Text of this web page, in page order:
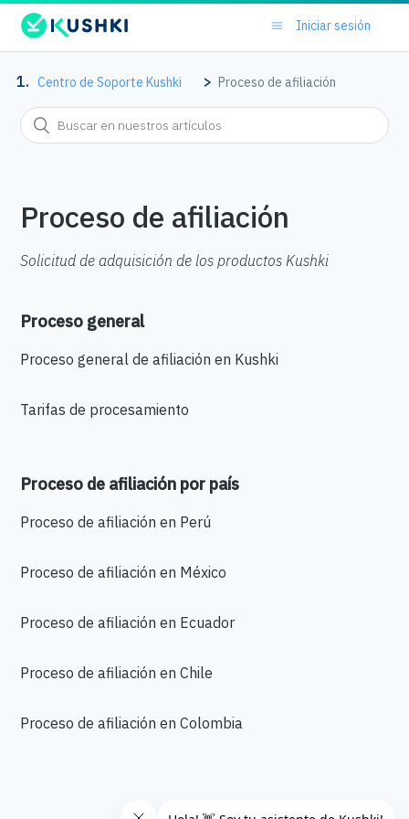
Iniciar sesión
Centro de Soporte Kushki Proceso de afiliación
Proceso de afiliación
Solicitud de adquisición de los productos Kushki
Proceso general
Proceso general de afiliación en Kushki
Tarifas de procesamiento
Proceso de afiliación por país
Proceso de afiliación en Perú
Proceso de afiliación en México
Proceso de afiliación en Ecuador
Proceso de afiliación en Chile
Proceso de afiliación en Colombia